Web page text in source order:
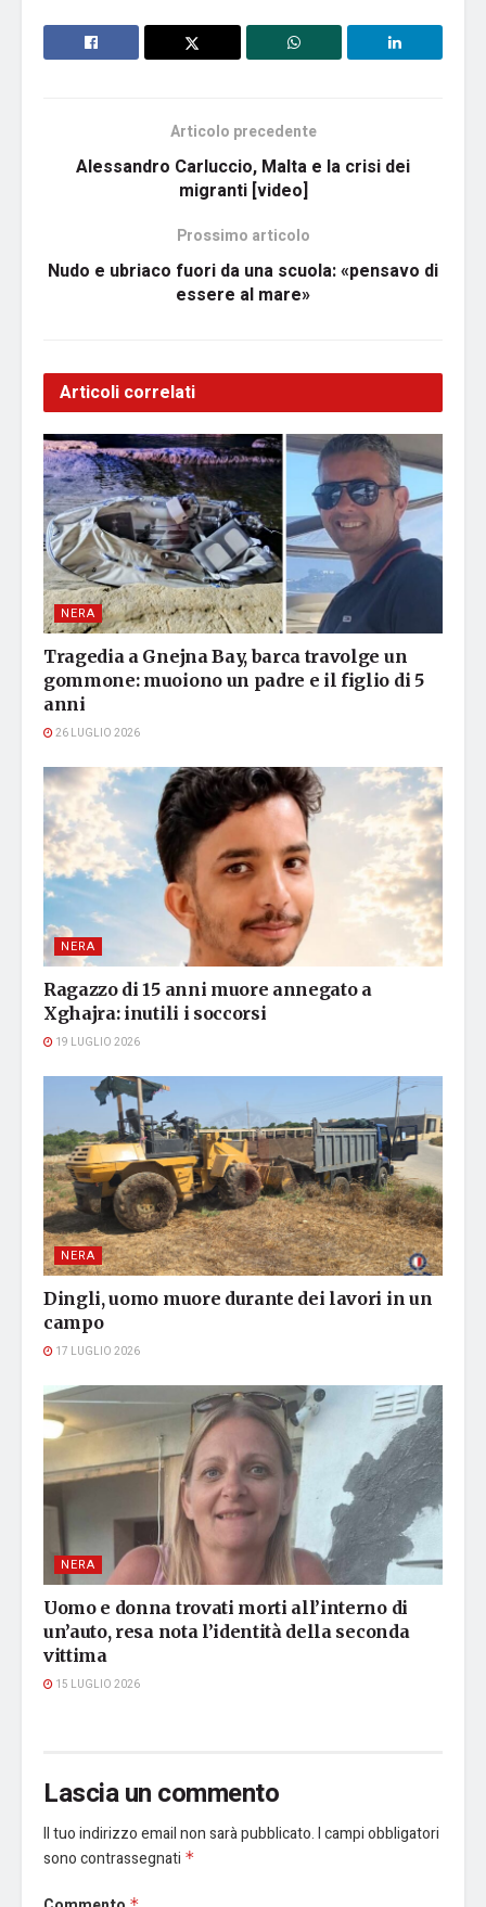
Articolo precedente
Alessandro Carluccio, Malta e la crisi dei
migranti [video]
Prossimo articolo
Nudo e ubriaco fuori da una scuola: «pensavo di
essere al mare»
Articoli correlati
NERA
Tragedia a Gnejna Bay, barca travolge un
gommone: muoiono un padre e il figlio di 5
anni
26 LUGLIO 2026
NERA
Ragazzo di 15 anni muore annegato a
Xghajra: inutili i soccorsi
19 LUGLIO 2026
NERA
Dingli, uomo muore durante dei lavori in un
campo
17 LUGLIO 2026
NERA
Uomo e donna trovati morti all’interno di
un’auto, resa nota l’identità della seconda
vittima
15 LUGLIO 2026
Lascia un commento
Il tuo indirizzo email non sarà pubblicato.I campi obbligatori
sono contrassegnati *